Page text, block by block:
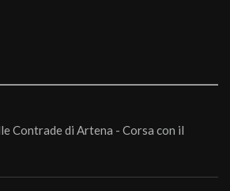
Contrade di Artena - Corsa con il